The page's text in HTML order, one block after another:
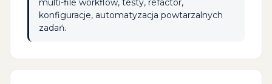
multi-file workflow, testy, refactor,
konfiguracje, automatyzacja powtarzalnych
zadań.